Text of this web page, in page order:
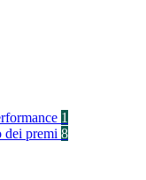
1
dei premi 8